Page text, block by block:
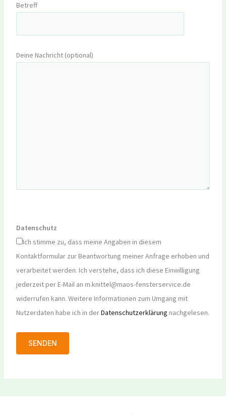
Betreff
Deine Nachricht (optional)
Datenschutz
Ich stimme zu, dass meine Angaben in diesem
Kontaktformular zur Beantwortung meiner Anfrage erhoben und
verarbeitet werden. Ich verstehe, dass ich diese Einwilligung
jederzeit per E-Mail an m.knittel@maos-fensterservice.de
widerrufen kann. Weitere Informationen zum Umgang mit
Nutzerdaten habe ich in derDatenschutzerklärung nachgelesen.